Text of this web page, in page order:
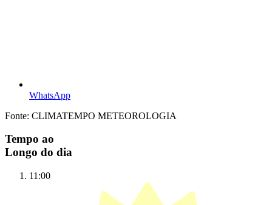
WhatsApp
Fonte: CLIMATEMPO METEOROLOGIA
Tempo ao
Longo do dia
11:00